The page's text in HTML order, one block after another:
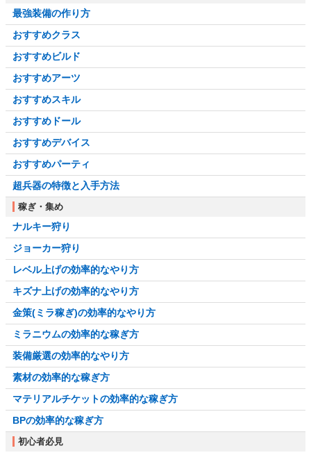
最強装備の作り方
おすすめクラス
おすすめビルド
おすすめアーツ
おすすめスキル
おすすめドール
おすすめデバイス
おすすめパーティ
超兵器の特徴と入手方法
稼ぎ・集め
ナルキー狩り
ジョーカー狩り
レベル上げの効率的なやり方
キズナ上げの効率的なやり方
金策(ミラ稼ぎ)の効率的なやり方
ミラニウムの効率的な稼ぎ方
装備厳選の効率的なやり方
素材の効率的な稼ぎ方
マテリアルチケットの効率的な稼ぎ方
BPの効率的な稼ぎ方
初心者必見